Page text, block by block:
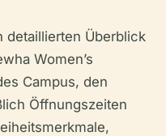
detaillierten Überblick
Women’s
Campus, den
Öffnungszeiten